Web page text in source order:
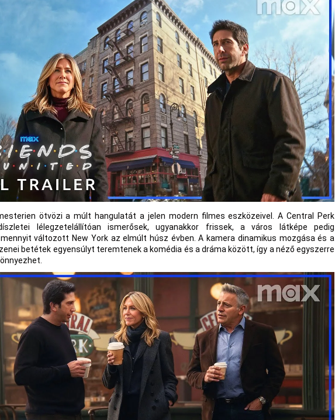
ötvözi a múlt hangulatát a jelen modern filmes eszközeivel. A Central Perk
lélegzetelállítóan ismerősek, ugyanakkor frissek, a város látképe pedig
változott New York az elmúlt húsz évben. A kamera dinamikus mozgása és a
betétek egyensúlyt teremtenek a komédia és a dráma között, így a néző egyszerre